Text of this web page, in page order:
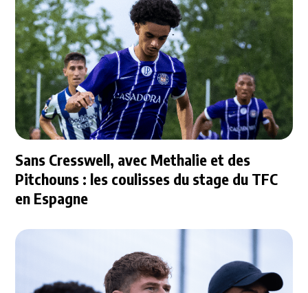
Sans Cresswell, avec Methalie et des
Pitchouns : les coulisses du stage du TFC
en Espagne